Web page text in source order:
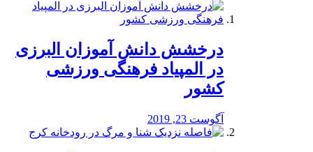
درخشش دانش آموزان البرزی
در المپیاد فرهنگی ورزشی
کشور
آگوست 23, 2019